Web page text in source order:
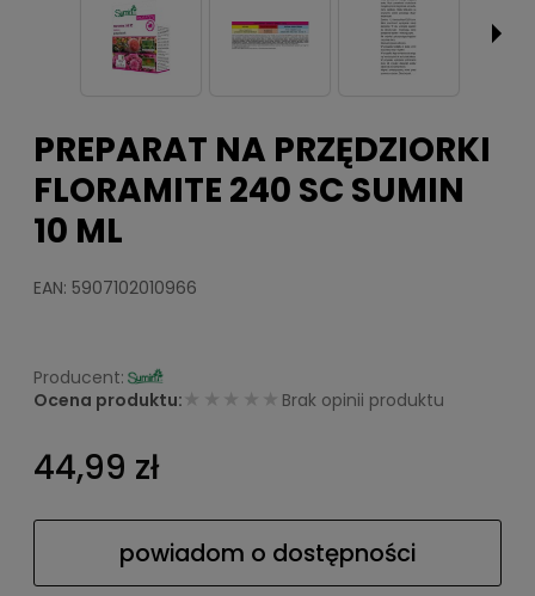
PREPARAT NA PRZĘDZIORKI
FLORAMITE 240 SC SUMIN
10 ML
EAN: 5907102010966
Ocena produktu: ★★★★★ Brak opinii produktu
44,99 zł
powiadom o dostępności